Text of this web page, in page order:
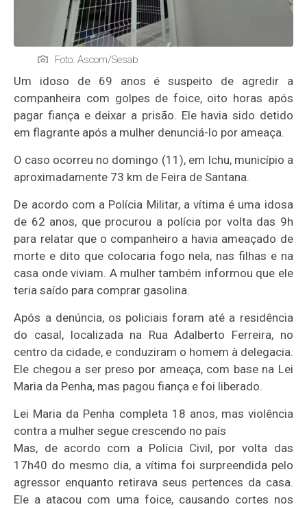
Foto: Ascom/Sesab
Um idoso de 69 anos é suspeito de agredir a
companheira com golpes de foice, oito horas após
pagar fiança e deixar a prisão. Ele havia sido detido
em flagrante após a mulher denunciá-lo por ameaça.
O caso ocorreu no domingo (11), em Ichu, município a
aproximadamente 73 km de Feira de Santana.
De acordo com a Polícia Militar, a vítima é uma idosa
de 62 anos, que procurou a polícia por volta das 9h
para relatar que o companheiro a havia ameaçado de
morte e dito que colocaria fogo nela, nas filhas e na
casa onde viviam. A mulher também informou que ele
teria saído para comprar gasolina.
Após a denúncia, os policiais foram até a residência
do casal, localizada na Rua Adalberto Ferreira, no
centro da cidade, e conduziram o homem à delegacia.
Ele chegou a ser preso por ameaça, com base na Lei
Maria da Penha, mas pagou fiança e foi liberado.
Lei Maria da Penha completa 18 anos, mas violência
contra a mulher segue crescendo no país
Mas, de acordo com a Polícia Civil, por volta das
17h40 do mesmo dia, a vítima foi surpreendida pelo
agressor enquanto retirava seus pertences da casa.
Ele a atacou com uma foice, causando cortes nos